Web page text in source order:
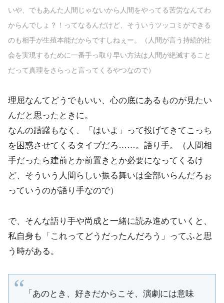
いや、でもあんた人間じゃないから人間をやってる苦労なんてわ
からんでしょ？！ってなるんだけど、そういうツッコミができる
のも相手が生殖本能だからですしねぇー。（人間が言う持続的社
会を実現するために一番手っ取り早い方法は人間が絶滅すること
だって真理をさらっと言ってくるやつなので）
理屈なんてどうでもいい、心の底にあるものが見たい
んだと思ったときに。
なんの躊躇もなく、「はいよ」って投げてきてこっち
を困惑させてくるタイプだろ……。語り手。（人間相
手だったら建前とか前置きとか必要になってくるけ
ど、そういう人間らしい振る舞いは全部いらんだろぉ
っていうのが語り手なので）
で、そんな語り手や尚成と一緒に読み進めていくと、
私自身も「これってどうだったんだろう」ってふと思
う時がある。
「あのとき、好きだからこそ、演劇には意味